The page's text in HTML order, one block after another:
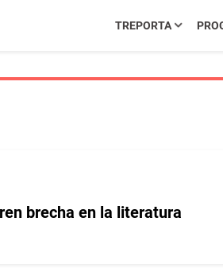
TREPORTA
brecha en la literatura